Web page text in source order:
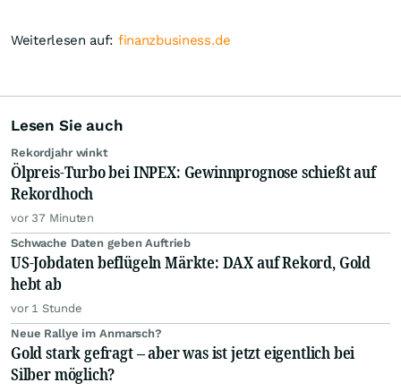
Weiterlesen auf: finanzbusiness.de
Lesen Sie auch
Rekordjahr winkt
Ölpreis-Turbo bei INPEX: Gewinnprognose schießt auf
Rekordhoch
vor 37 Minuten
Schwache Daten geben Auftrieb
US-Jobdaten beflügeln Märkte: DAX auf Rekord, Gold
hebt ab
vor 1 Stunde
Neue Rallye im Anmarsch?
Gold stark gefragt – aber was ist jetzt eigentlich bei
Silber möglich?